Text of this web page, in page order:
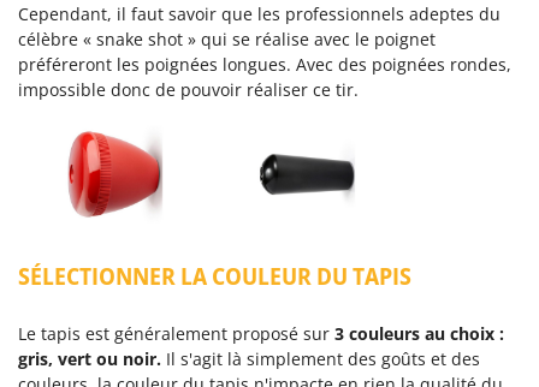
Cependant, il faut savoir que les professionnels adeptes du
célèbre « snake shot » qui se réalise avec le poignet
préféreront les poignées longues. Avec des poignées rondes,
impossible donc de pouvoir réaliser ce tir.
SÉLECTIONNER LA COULEUR DU TAPIS
Le tapis est généralement proposé sur 3 couleurs au choix :
gris, vert ou noir. Il s'agit là simplement des goûts et des